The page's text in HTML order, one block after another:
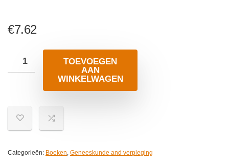
€7.62
TOEVOEGEN
AAN
WINKELWAGEN
Categorieën: Boeken, Geneeskunde and verpleging